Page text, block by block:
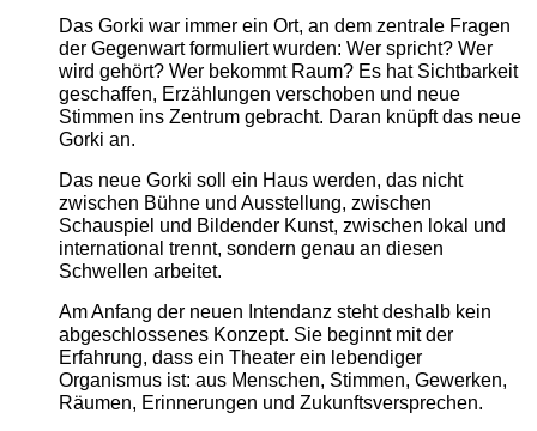
Das Gorki war immer ein Ort, an dem zentrale Fragen
der Gegenwart formuliert wurden: Wer spricht? Wer
wird gehört? Wer bekommt Raum? Es hat Sichtbarkeit
geschaffen, Erzählungen verschoben und neue
Stimmen ins Zentrum gebracht. Daran knüpft das neue
Gorki an.
Das neue Gorki soll ein Haus werden, das nicht
zwischen Bühne und Ausstellung, zwischen
Schauspiel und Bildender Kunst, zwischen lokal und
international trennt, sondern genau an diesen
Schwellen arbeitet.
Am Anfang der neuen Intendanz steht deshalb kein
abgeschlossenes Konzept. Sie beginnt mit der
Erfahrung, dass ein Theater ein lebendiger
Organismus ist: aus Menschen, Stimmen, Gewerken,
Räumen, Erinnerungen und Zukunftsversprechen.